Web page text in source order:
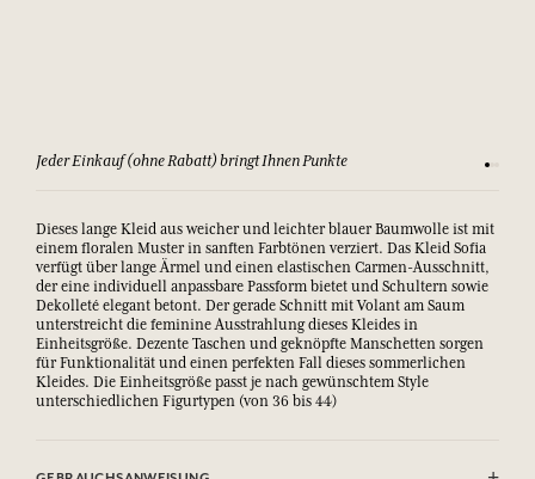
verfügt über lange Ärmel und einen elastischen Carmen-Ausschnitt,
der eine individuell anpassbare Passform bietet und Schultern sowie
Dekolleté elegant betont. Der gerade Schnitt mit Volant am Saum
unterstreicht die feminine Ausstrahlung dieses Kleides in
Einheitsgröße. Dezente Taschen und geknöpfte Manschetten sorgen
für Funktionalität und einen perfekten Fall dieses sommerlichen
Kleides. Die Einheitsgröße passt je nach gewünschtem Style
unterschiedlichen Figurtypen (von 36 bis 44)